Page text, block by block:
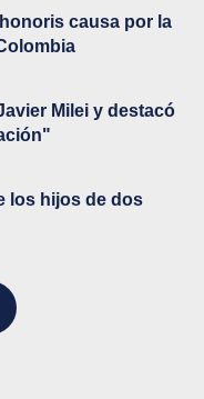
causa por la
Milei y destacó
los hijos de dos